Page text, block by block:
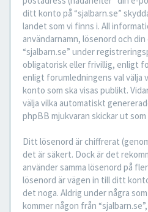
ditt konto på “sjalbarn.se”
landet som vi finns i. All
användarnamn, lösenord och
“sjalbarn.se” under
obligatorisk eller frivillig, enligt
enligt forumledningens val välja
konto som ska visas publikt.
välja vilka automatiskt
phpBB mjukvaran skickar ut
Ditt lösenord är chiffrerat
det är säkert. Dock är det
använder samma lösenord på
lösenord är vägen in till ditt
det noga. Aldrig under några
kommer någon från